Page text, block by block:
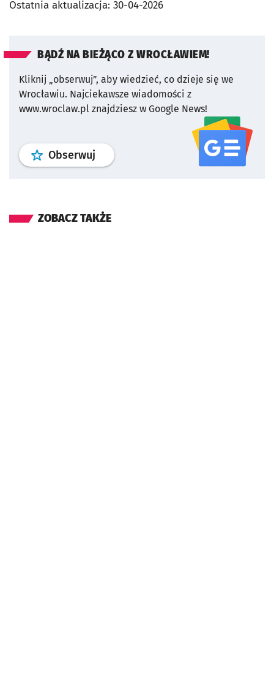
Ostatnia aktualizacja: 30-04-2026
BĄDŹ NA BIEŻĄCO Z WROCŁAWIEM!
Kliknij „obserwuj”, aby wiedzieć, co dzieje się we
Wrocławiu. Najciekawsze wiadomości z
www.wroclaw.pl znajdziesz w Google News!
Obserwuj profil serwisu
ZOBACZ TAKŻE